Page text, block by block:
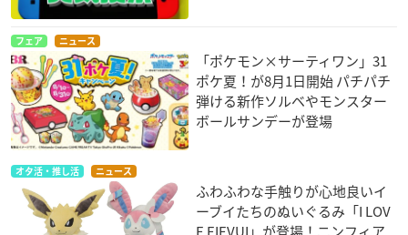
フェア ニュース
「ポケモン×サーティワン」31
ポケ夏！が8月1日開始 パチパチ
弾ける新作ソルベやモンスター
ボールサンデーが登場
オタ活・推し活 ニュース
ふわふわな手触りが心地良いイ
ーブイたちのぬいぐるみ「I LOV